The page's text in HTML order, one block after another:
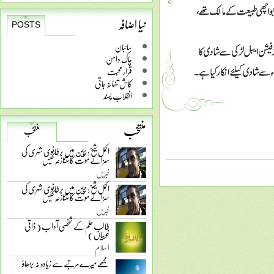
نیا اضافہ
POSTS
سائبان
چاک دامن
قرار محبت
کاش تنہا نہ جاتی
انقلاب پسند
منتخب
منتخب
اکمل شیخ: چین میں برطانوی شہری کی
سزائے موت کا متنازعہ کیس
خبریں
اکمل شیخ: چین میں برطانوی شہری کی
سزائے موت کا متنازعہ کیس
خبریں
طالب علم کے شخصی آداب ( ذاتی
خوبیاں )
اسلام
مجھے میرے مرتبے سے زیادہ نہ بڑھاؤ